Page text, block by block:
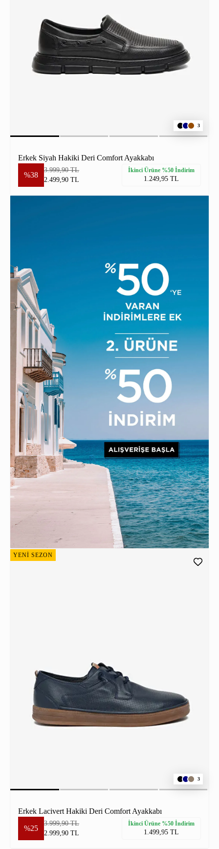
3
Erkek Siyah Hakiki Deri Comfort Ayakkabı
%38
3.999,90 TL
2.499,90 TL
İkinci Ürüne %50 İndirim
1.249,95 TL
YENİ SEZON
3
Erkek Lacivert Hakiki Deri Comfort Ayakkabı
%25
3.999,90 TL
2.999,90 TL
İkinci Ürüne %50 İndirim
1.499,95 TL